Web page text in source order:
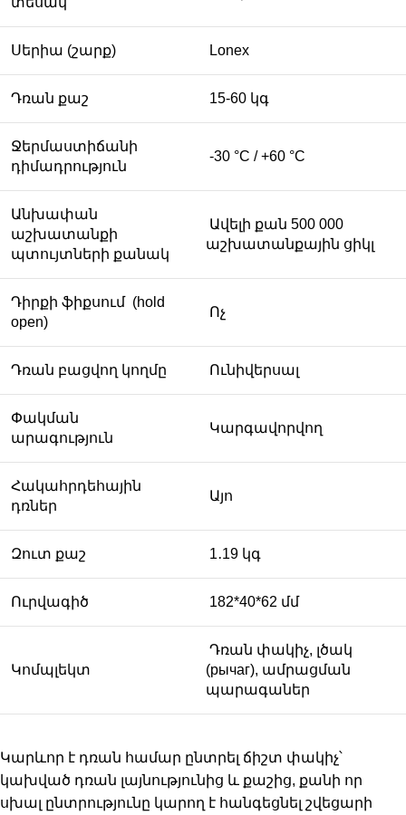
Սերիա (շարք) Lonex
Դռան քաշ 15-60 կգ
Ջերմաստիճանի
դիմադրություն
-30 °С / +60 °С
Անխափան
աշխատանքի
պտույտների քանակ
Ավելի քան 500 000
աշխատանքային ցիկլ
Դիրքի ֆիքսում (hold
open)
Ոչ
Դռան բացվող կողմը Ունիվերսալ
Փակման
արագություն
Կարգավորվող
Հակահրդեհային
դռներ
Այո
Զուտ քաշ 1․19 կգ
Ուրվագիծ 182*40*62 մմ
Կոմպլեկտ
Դռան փակիչ, լծակ
(рычаг), ամրացման
պարագաներ
Կարևոր է դռան համար ընտրել ճիշտ փակիչ՝
կախված դռան լայնությունից և քաշից, քանի որ
սխալ ընտրությունը կարող է հանգեցնել շվեցարի